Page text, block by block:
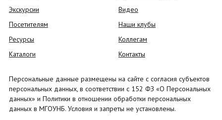
Экскурсии
Посетителям
Ресурсы
Каталоги
Видео
Наши клубы
Коллегам
Контакты
Персональные данные размещены на сайте с согласия субъектов
персональных данных, в соответствии с 152 ФЗ «О Персональных
данных» и Политики в отношении обработки персональных
данных в МГОУНБ. Условия и запреты не установлены.